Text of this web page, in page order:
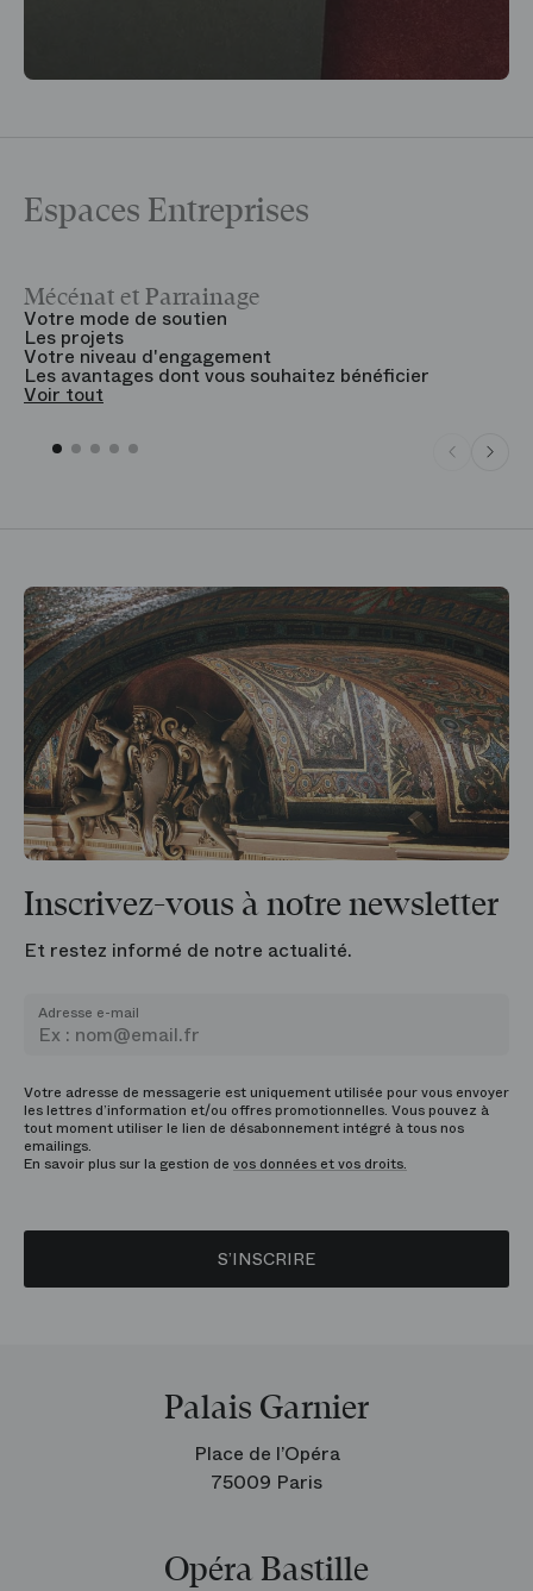
Espaces Entreprises
Mécénat et Parrainage
Votre mode de soutien
Les projets
Votre niveau d'engagement
Les avantages dont vous souhaitez bénéficier
Voir tout
Inscrivez-vous à notre newsletter
Et restez informé de notre actualité.
Adresse e-mail
Votre adresse de messagerie est uniquement utilisée pour vous envoyer
les lettres d’information et/ou offres promotionnelles. Vous pouvez à
tout moment utiliser le lien de désabonnement intégré à tous nos
emailings.
En savoir plus sur la gestion de vos données et vos droits.
S’INSCRIRE
Palais Garnier
Place de l’Opéra
75009 Paris
Opéra Bastille